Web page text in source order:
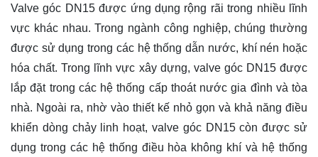
Valve góc DN15 được ứng dụng rộng rãi trong nhiều lĩnh
vực khác nhau. Trong ngành công nghiệp, chúng thường
được sử dụng trong các hệ thống dẫn nước, khí nén hoặc
hóa chất. Trong lĩnh vực xây dựng, valve góc DN15 được
lắp đặt trong các hệ thống cấp thoát nước gia đình và tòa
nhà. Ngoài ra, nhờ vào thiết kế nhỏ gọn và khả năng điều
khiển dòng chảy linh hoạt, valve góc DN15 còn được sử
dụng trong các hệ thống điều hòa không khí và hệ thống